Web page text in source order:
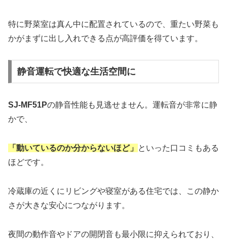
特に野菜室は真ん中に配置されているので、重たい野菜も
かがまずに出し入れできる点が高評価を得ています。
静音運転で快適な生活空間に
SJ-MF51Pの静音性能も見逃せません。運転音が非常に静
かで、
「動いているのか分からないほど」
といった口コミもある
ほどです。
冷蔵庫の近くにリビングや寝室がある住宅では、この静か
さが大きな安心につながります。
夜間の動作音やドアの開閉音も最小限に抑えられており、